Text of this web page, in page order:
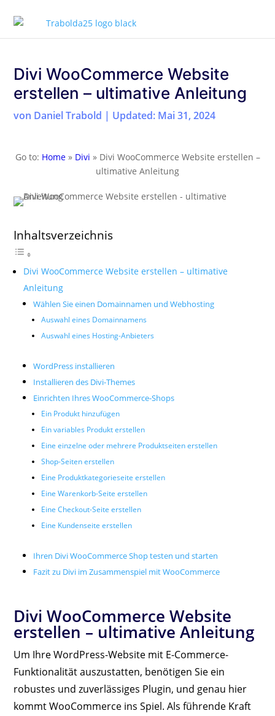
Divi WooCommerce Website
erstellen – ultimative Anleitung
von Daniel Trabold | Updated: Mai 31, 2024
Go to: Home» Divi » Divi WooCommerce Website erstellen –
ultimative Anleitung
Inhaltsverzeichnis
Divi WooCommerce Website erstellen – ultimative
Anleitung
Wählen Sie einen Domainnamen und Webhosting
Auswahl eines Domainnamens
Auswahl eines Hosting-Anbieters
WordPress installieren
Installieren des Divi-Themes
Einrichten Ihres WooCommerce-Shops
Ein Produkt hinzufügen
Ein variables Produkt erstellen
Eine einzelne oder mehrere Produktseiten erstellen
Shop-Seiten erstellen
Eine Produktkategorieseite erstellen
Eine Warenkorb-Seite erstellen
Eine Checkout-Seite erstellen
Eine Kundenseite erstellen
Ihren Divi WooCommerce Shop testen und starten
Fazit zu Divi im Zusammenspiel mit WooCommerce
Divi WooCommerce Website
erstellen – ultimative Anleitung
Um Ihre WordPress-Website mit E-Commerce-
Funktionalität auszustatten, benötigen Sie ein
robustes und zuverlässiges Plugin, und genau hier
kommt WooCommerce ins Spiel. Als führende Kraft